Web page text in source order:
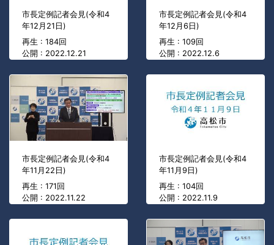
市長定例記者会見(令和4
年12月21日)
再生 : 184回
公開 : 2022.12.21
市長定例記者会見(令和4
年12月6日)
再生 : 109回
公開 : 2022.12.6
市長定例記者会見(令和4
年11月22日)
再生 : 171回
公開 : 2022.11.22
市長定例記者会見(令和4
年11月9日)
再生 : 104回
公開 : 2022.11.9